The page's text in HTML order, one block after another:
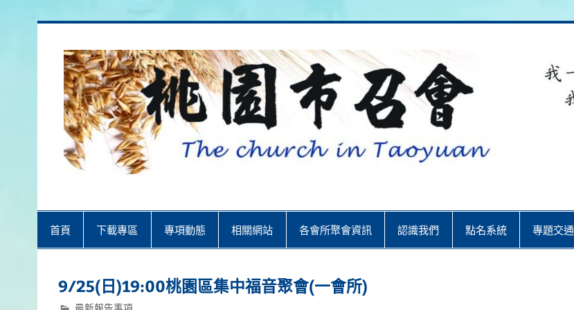
首頁 下載專區 專項動態 相關網站 各會所聚會資訊 認識我們 點名系統 專題交通
9/25(日)19:00桃園區集中福音聚會(一會所)